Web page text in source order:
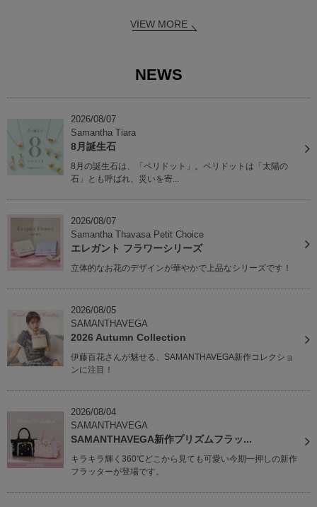
VIEW MORE
NEWS
2026/08/07
Samantha Tiara
8月誕生石
8月の誕生石は、「ペリドット」。ペリドットは「太陽の
石」とも呼ばれ、災いを寄...
2026/08/07
Samantha Thavasa Petit Choice
エレガント フラワーシリーズ
立体的なお花のデザインが華やかで上品なシリーズです！
2026/08/05
SAMANTHAVEGA
2026 Autumn Collection
伊藤百花さんが魅せる、SAMANTHAVEGA新作コレクショ
ンに注目！
2026/08/04
SAMANTHAVEGA
SAMANTHAVEGA新作プリズムフラッ...
キラキラ輝く360℃どこから見ても可愛い今期一押しの新作
フラッターが登場です。